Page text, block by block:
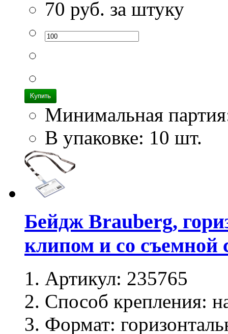
70 руб. за штуку
Минимальная
В упаковке: 10 шт.
Бейдж Brauberg,
клипом и со съемной
Артикул: 235765
Способ крепления:
Формат: